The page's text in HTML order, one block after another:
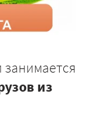
из